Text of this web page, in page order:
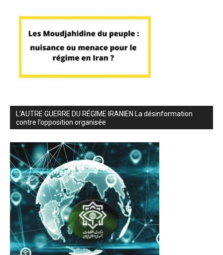
L’AUTRE GUERRE DU RÉGIME IRANIEN La désinformation
contre l’opposition organisée